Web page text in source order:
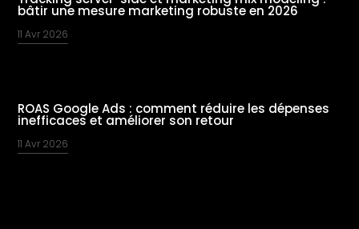
bâtir une mesure marketing robuste en 2026
11 Avr 2026
ROAS Google Ads : comment réduire les dépenses
inefficaces et améliorer son retour
11 Avr 2026